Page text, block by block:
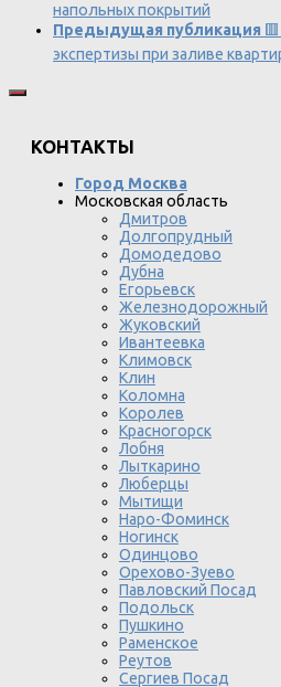
напольных покрытий
Предыдущая публикация
экспертизы при заливе
КОНТАКТЫ
Город Москва
Московская область
Дмитров
Долгопрудный
Домодедово
Дубна
Егорьевск
Железнодорожный
Жуковский
Ивантеевка
Климовск
Клин
Коломна
Королев
Красногорск
Лобня
Лыткарино
Люберцы
Мытищи
Наро-Фоминск
Ногинск
Одинцово
Орехово-Зуево
Павловский Посад
Подольск
Пушкино
Раменское
Реутов
Сергиев Посад